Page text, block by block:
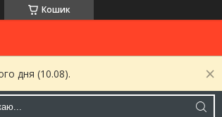
Кошик
дня (10.08).